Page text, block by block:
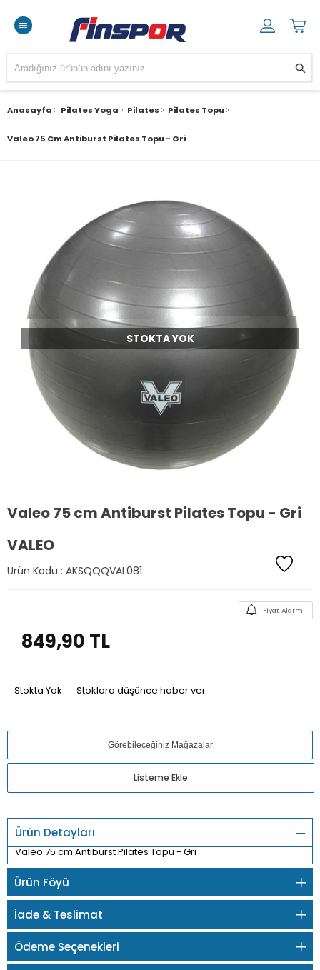
Anasayfa Pilates Yoga Pilates Pilates Topu
Valeo 75 Cm Antiburst Pilates Topu - Gri
STOKTA YOK
Valeo 75 cm Antiburst Pilates Topu - Gri
VALEO
Ürün Kodu : AKSQQQVAL081
Fiyat Alarmı
849,90 TL
Stokta Yok Stoklara düşünce haber ver
Görebileceğiniz Mağazalar
Listeme Ekle
Ürün Detayları
Valeo 75 cm Antiburst Pilates Topu - Gri
Ürün Föyü
İade & Teslimat
Ödeme Seçenekleri